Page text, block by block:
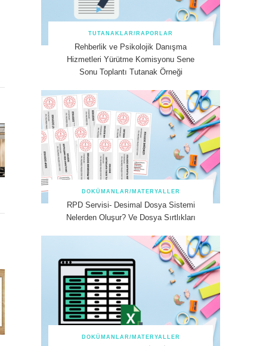
TUTANAKLAR/RAPORLAR
Rehberlik ve Psikolojik Danışma
Hizmetleri Yürütme Komisyonu Sene
Sonu Toplantı Tutanak Örneği
DOKÜMANLAR/MATERYALLER
RPD Servisi- Desimal Dosya Sistemi
Nelerden Oluşur? Ve Dosya Sırtlıkları
DOKÜMANLAR/MATERYALLER